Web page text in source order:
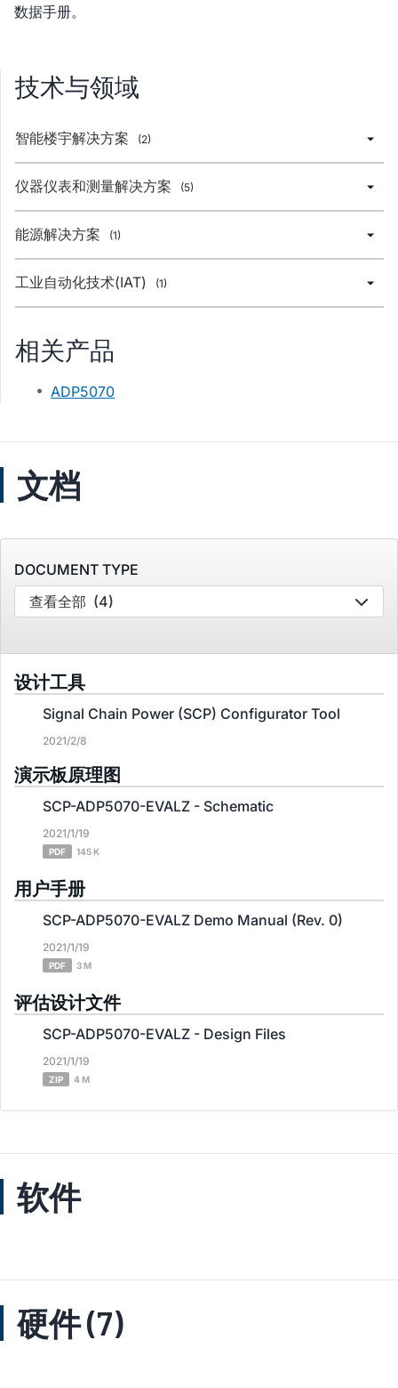
数据手册。
技术与领域
智能楼宇解决方案 (2)
仪器仪表和测量解决方案 (5)
能源解决方案 (1)
工业自动化技术(IAT) (1)
相关产品
ADP5070
文档
DOCUMENT TYPE
查看全部 (4)
设计工具
Signal Chain Power (SCP) Configurator Tool
2021/2/8
演示板原理图
SCP-ADP5070-EVALZ - Schematic
2021/1/19
PDF 145 K
用户手册
SCP-ADP5070-EVALZ Demo Manual (Rev. 0)
2021/1/19
PDF 3 M
评估设计文件
SCP-ADP5070-EVALZ - Design Files
2021/1/19
ZIP 4 M
软件
硬件 (7)